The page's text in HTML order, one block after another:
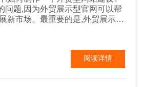
问题,因为外贸展示型官网可以帮
新市场。最重要的是,外贸展示型
官网是指面向
贸展示型官网的主要目的是促进
国际市场上的销售。外贸展示型
阅读详情